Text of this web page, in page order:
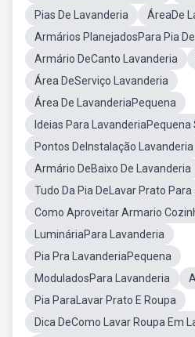
Pias De Lavanderia
ÁreaDe
Armários PlanejadosPara Pia
Armário DeCanto Lavanderia
Área DeServiço Lavanderia
Área De LavanderiaPequena
Ideias Para LavanderiaPequena
Pontos DeInstalação Lavanderia
Armário DeBaixo De Lavanderia
Tudo Da Pia DeLavar Prato
Como Aproveitar Armario
LumináriaPara Lavanderia
Pia Pra LavanderiaPequena
ModuladosPara Lavanderia
Pia ParaLavar Prato E Roupa
Dica DeComo Lavar Roupa Em